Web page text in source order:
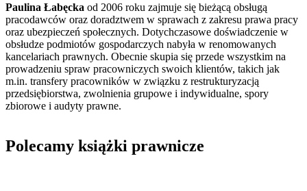
Paulina Łabęcka od 2006 roku zajmuje się bieżącą obsługą
pracodawców oraz doradztwem w sprawach z zakresu prawa pracy
oraz ubezpieczeń społecznych. Dotychczasowe doświadczenie w
obsłudze podmiotów gospodarczych nabyła w renomowanych
kancelariach prawnych. Obecnie skupia się przede wszystkim na
prowadzeniu spraw pracowniczych swoich klientów, takich jak
m.in. transfery pracowników w związku z restrukturyzacją
przedsiębiorstwa, zwolnienia grupowe i indywidualne, spory
zbiorowe i audyty prawne.
Polecamy książki prawnicze